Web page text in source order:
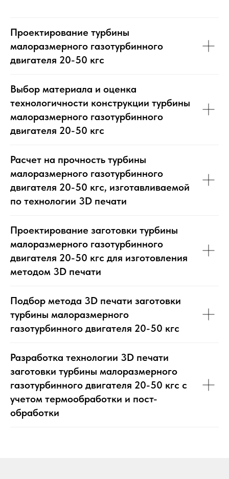
Проектирование турбины
малоразмерного газотурбинного
двигателя 20-50 кгс
Выбор материала и оценка
технологичности конструкции турбины
малоразмерного газотурбинного
двигателя 20-50 кгс
Расчет на прочность турбины
малоразмерного газотурбинного
двигателя 20-50 кгс, изготавливаемой
по технологии 3D печати
Проектирование заготовки турбины
малоразмерного газотурбинного
двигателя 20-50 кгс для изготовления
методом 3D печати
Подбор метода 3D печати заготовки
турбины малоразмерного
газотурбинного двигателя 20-50 кгс
Разработка технологии 3D печати
заготовки турбины малоразмерного
газотурбинного двигателя 20-50 кгс с
учетом термообработки и пост-
обработки